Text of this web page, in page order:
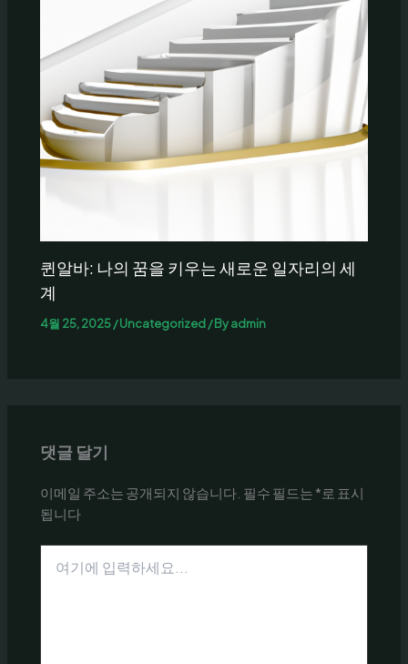
퀸알바: 나의 꿈을 키우는 새로운 일자리의 세
계
4월 25, 2025/Uncategorized/ Byadmin
댓글 달기
이메일 주소는 공개되지 않습니다. 필수 필드는 *로 표시
됩니다